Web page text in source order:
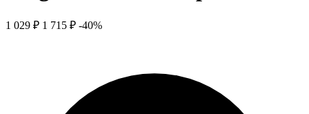
1 029 ₽ 1 715 ₽ -40%